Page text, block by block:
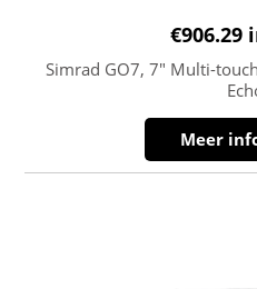
€906.29
Simrad GO7, 7″ Multi-
Meer